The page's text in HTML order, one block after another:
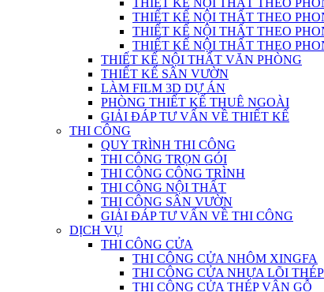
THIẾT KẾ NỘI THẤT THEO
THIẾT KẾ NỘI THẤT THEO
THIẾT KẾ NỘI THẤT THEO
THIẾT KẾ NỘI THẤT THEO
THIẾT KẾ NỘI THẤT VĂN PHÒNG
THIẾT KẾ SÂN VƯỜN
LÀM FILM 3D DỰ ÁN
PHÒNG THIẾT KẾ THUÊ NGOÀI
GIẢI ĐÁP TƯ VẤN VỀ THIẾT KẾ
THI CÔNG
QUY TRÌNH THI CÔNG
THI CÔNG TRỌN GÓI
THI CÔNG CÔNG TRÌNH
THI CÔNG NỘI THẤT
THI CÔNG SÂN VƯỜN
GIẢI ĐÁP TƯ VẤN VỀ THI CÔNG
DỊCH VỤ
THI CÔNG CỬA
THI CÔNG CỬA NHÔM XINGFA
THI CÔNG CỬA NHỰA LÕI THÉP
THI CÔNG CỬA THÉP VÂN GỖ